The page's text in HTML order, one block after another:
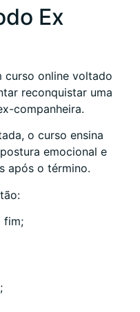
Ex
curso online voltado
reconquistar uma
companheira.
o curso ensina
emocional e
após o término.
fim;